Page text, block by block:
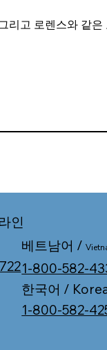
리고 로렌스와 같은
인
베트남어 /
1-800-582-
한국어 /
1-800-582-